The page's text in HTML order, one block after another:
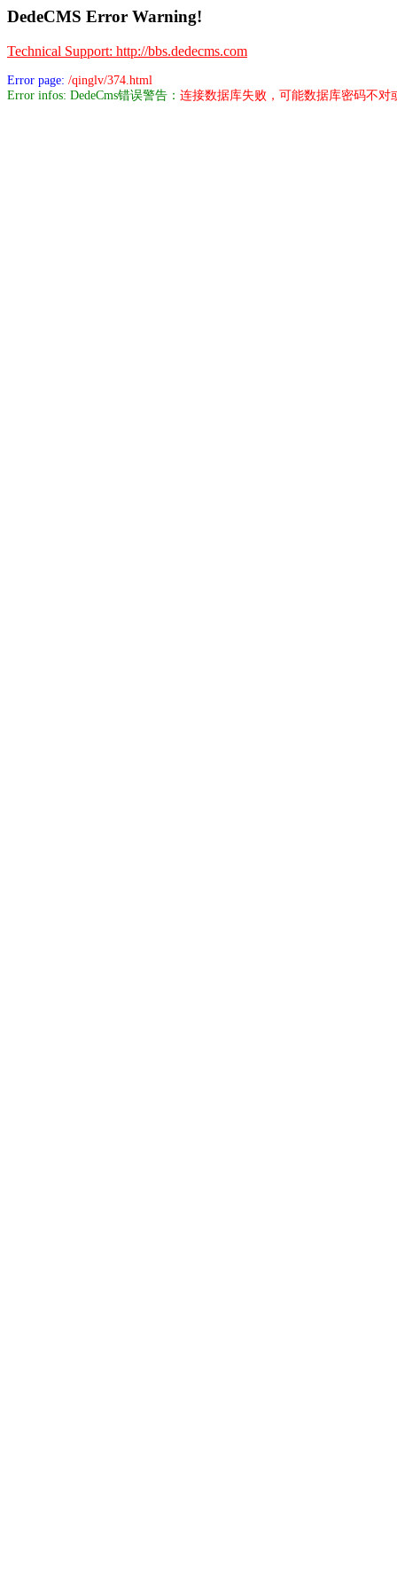
DedeCMS Error Warning!
Technical Support: http://bbs.dedecms.com
Error page: /qinglv/374.html
Error infos: DedeCms错误警告： 连接数据库失败，可能数据库密码不对